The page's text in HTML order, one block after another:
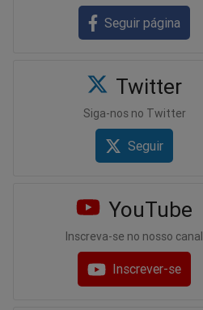
Seguir página
Twitter
Siga-nos no Twitter
Seguir
YouTube
Inscreva-se no nosso canal
Inscrever-se